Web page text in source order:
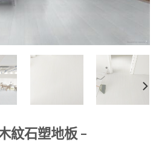
紋石塑地板 –